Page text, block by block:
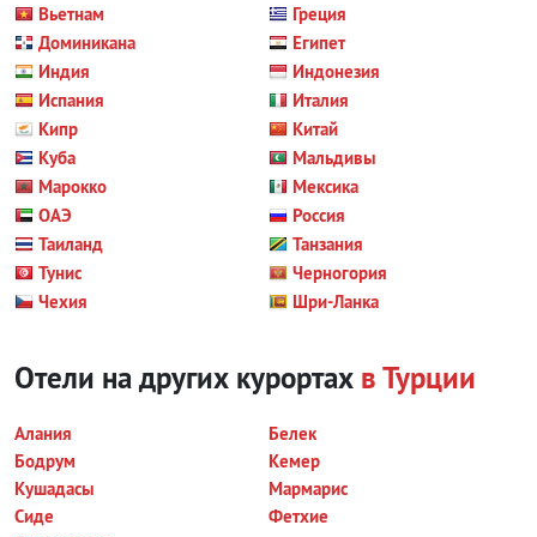
Вьетнам
Греция
Доминикана
Египет
Индия
Индонезия
Испания
Италия
Кипр
Китай
Куба
Мальдивы
Марокко
Мексика
ОАЭ
Россия
Таиланд
Танзания
Тунис
Черногория
Чехия
Шри-Ланка
Отели на других курортах в Турции
Алания
Белек
Бодрум
Кемер
Кушадасы
Мармарис
Сиде
Фетхие